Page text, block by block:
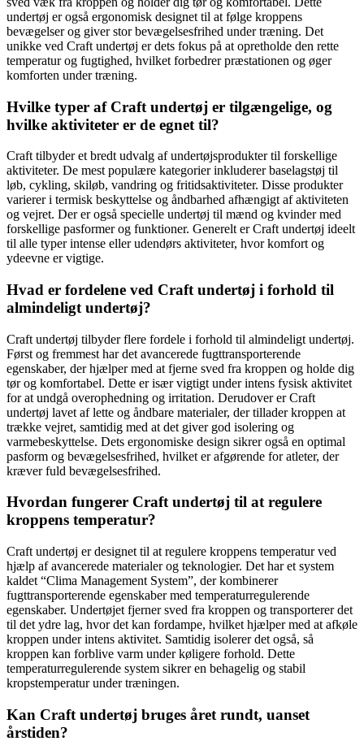
undertøj er også ergonomisk designet til at følge kroppens
bevægelser og giver stor bevægelsesfrihed under træning. Det
unikke ved Craft undertøj er dets fokus på at opretholde den rette
temperatur og fugtighed, hvilket forbedrer præstationen og øger
komforten under træning.
Hvilke typer af Craft undertøj er tilgængelige, og
hvilke aktiviteter er de egnet til?
Craft tilbyder et bredt udvalg af undertøjsprodukter til forskellige
aktiviteter. De mest populære kategorier inkluderer baselagstøj til
løb, cykling, skiløb, vandring og fritidsaktiviteter. Disse produkter
varierer i termisk beskyttelse og åndbarhed afhængigt af aktiviteten
og vejret. Der er også specielle undertøj til mænd og kvinder med
forskellige pasformer og funktioner. Generelt er Craft undertøj ideelt
til alle typer intense eller udendørs aktiviteter, hvor komfort og
ydeevne er vigtige.
Hvad er fordelene ved Craft undertøj i forhold til
almindeligt undertøj?
Craft undertøj tilbyder flere fordele i forhold til almindeligt undertøj.
Først og fremmest har det avancerede fugttransporterende
egenskaber, der hjælper med at fjerne sved fra kroppen og holde dig
tør og komfortabel. Dette er især vigtigt under intens fysisk aktivitet
for at undgå overophedning og irritation. Derudover er Craft
undertøj lavet af lette og åndbare materialer, der tillader kroppen at
trække vejret, samtidig med at det giver god isolering og
varmebeskyttelse. Dets ergonomiske design sikrer også en optimal
pasform og bevægelsesfrihed, hvilket er afgørende for atleter, der
kræver fuld bevægelsesfrihed.
Hvordan fungerer Craft undertøj til at regulere
kroppens temperatur?
Craft undertøj er designet til at regulere kroppens temperatur ved
hjælp af avancerede materialer og teknologier. Det har et system
kaldet “Clima Management System”, der kombinerer
fugttransporterende egenskaber med temperaturregulerende
egenskaber. Undertøjet fjerner sved fra kroppen og transporterer det
til det ydre lag, hvor det kan fordampe, hvilket hjælper med at afkøle
kroppen under intens aktivitet. Samtidig isolerer det også, så
kroppen kan forblive varm under køligere forhold. Dette
temperaturregulerende system sikrer en behagelig og stabil
kropstemperatur under træningen.
Kan Craft undertøj bruges året rundt, uanset
årstiden?